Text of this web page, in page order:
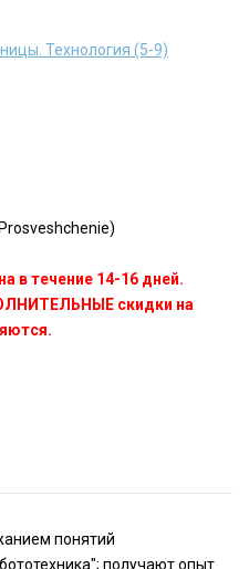
Технология (5-9)
в течение 14-16 дней.
скидки на
понятий
получают опыт